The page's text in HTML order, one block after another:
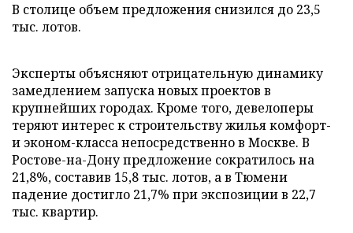
В столице объем предложения снизился до 23,5
тыс. лотов.
Эксперты объясняют отрицательную динамику
замедлением запуска новых проектов в
крупнейших городах. Кроме того, девелоперы
теряют интерес к строительству жилья комфорт-
и эконом-класса непосредственно в Москве. В
Ростове-на-Дону предложение сократилось на
21,8%, составив 15,8 тыс. лотов, а в Тюмени
падение достигло 21,7% при экспозиции в 22,7
тыс. квартир.